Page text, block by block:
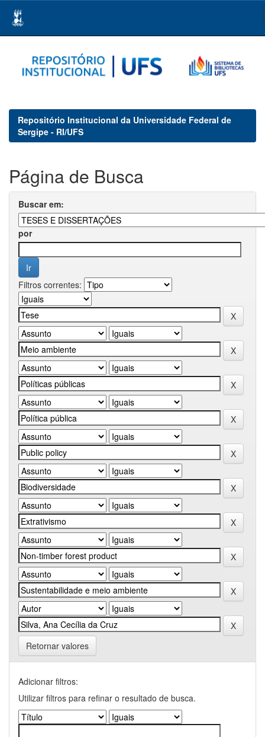
navigation
Repositório Institucional da Universidade Federal de
Sergipe - RI/UFS
Página de Busca
Buscar em:
por
Filtros correntes:
Retornar valores
Adicionar filtros:
Utilizar filtros para refinar o resultado de busca.